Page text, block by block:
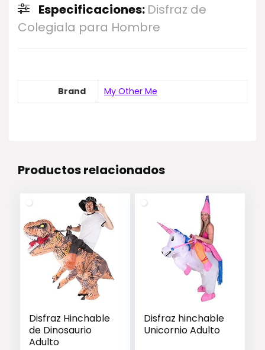
Especificaciones: Disfraz de
Colegiala para Hombre
Brand My Other Me
Productos relacionados
Disfraz Hinchable
de Dinosaurio
Adulto
Disfraz hinchable
Unicornio Adulto